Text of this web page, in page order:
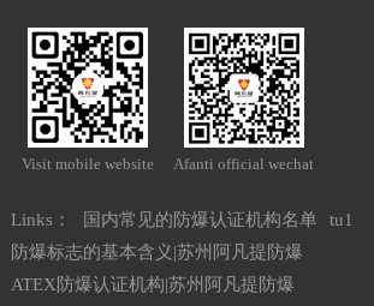
Visit mobile website Afanti official wechat
Links： 国内常见的防爆认证机构名单
tu1
防爆标志的基本含义|苏州阿凡提防爆
ATEX防爆认证机构|苏州阿凡提防爆